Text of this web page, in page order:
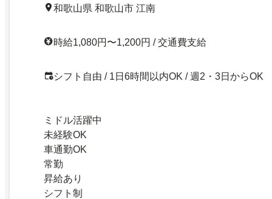
和歌山県 和歌山市 江南
時給1,080円〜1,200円 / 交通費支給
シフト自由 / 1日6時間以内OK / 週2・3日からOK
ミドル活躍中
未経験OK
車通勤OK
常勤
昇給あり
シフト制